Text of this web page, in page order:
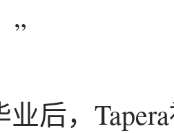
”
业后，